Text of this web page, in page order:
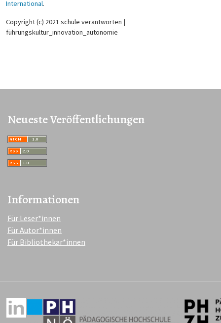
International.
Copyright (c) 2021 schule verantworten |
führungskultur_innovation_autonomie
Neueste Veröffentlichungen
Informationen
Für Leser*innen
Für Autor*innen
Für Bibliothekar*innen